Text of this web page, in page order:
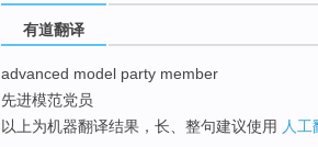
有道翻译
advanced model party member
先进模范党员
以上为机器翻译结果，长、整句建议使用 人工